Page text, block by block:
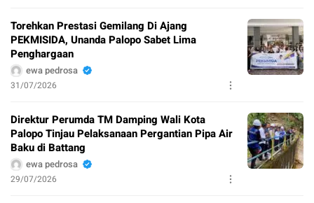
Torehkan Prestasi Gemilang Di Ajang
PEKMISIDA, Unanda Palopo Sabet Lima
Penghargaan
ewa pedrosa
31/07/2026
Direktur Perumda TM Damping Wali Kota
Palopo Tinjau Pelaksanaan Pergantian Pipa Air
Baku di Battang
ewa pedrosa
29/07/2026